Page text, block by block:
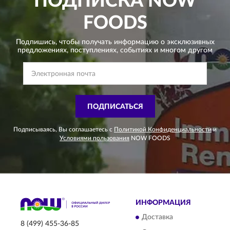
FOODS
Подпишись, чтобы получать информацию о эксклюзивных
предложениях, поступлениях, событиях и многом другом
ПОДПИСАТЬСЯ
Подписываясь, Вы соглашаетесь с Политикой Конфиденциальности и
Условиями пользования NOW FOODS
8 (499) 455-36-85
ИНФОРМАЦИЯ
Доставка